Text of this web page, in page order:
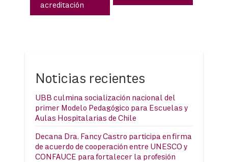
acreditación
Noticias recientes
UBB culmina socialización nacional del
primer Modelo Pedagógico para Escuelas y
Aulas Hospitalarias de Chile
Decana Dra. Fancy Castro participa en firma
de acuerdo de cooperación entre UNESCO y
CONFAUCE para fortalecer la profesión